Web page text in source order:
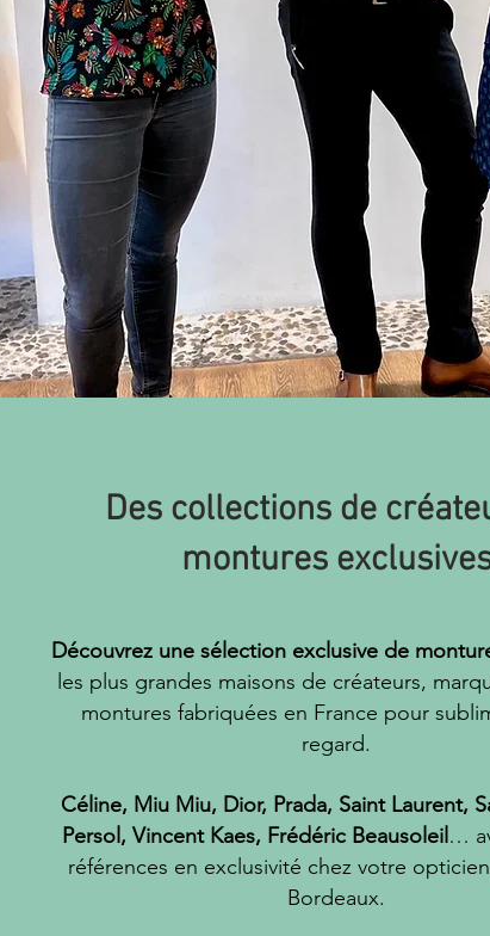
Des collections de
montures
Découvrez une sélection exclusive de
les plus grandes maisons de créateurs,
montures fabriquées en France pour
regard.
Céline, Miu Miu, Dior, Prada, Saint Laurent,
Persol, Vincent Kaes, Frédéric Beausoleil …
références en exclusivité chez votre
Bordeaux.